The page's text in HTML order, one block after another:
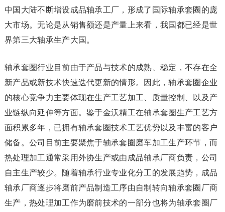
中国大陆不断增设成品轴承工厂，形成了国际轴承套圈的庞
大市场。无论是从销售额还是产量上来看，我国都已经是世
界第三大轴承生产大国。
轴承套圈行业目前由于产品与技术的成熟、稳定，不存在全
新产品或新技术快速迭代更新的情形。因此，轴承套圈企业
的核心竞争力主要体现在生产工艺加工、质量控制、以及产
业链纵向延伸等方面。鉴于金沃精工在轴承套圈生产工艺方
面积累多年，已拥有轴承套圈技术工艺优势以及丰富的客户
储备。公司目前主要聚焦于轴承套圈磨车加工生产环节，而
热处理加工通常采用外协生产或由成品轴承厂商负责，公司
自主生产较少。随着轴承行业专业化分工的发展趋势，成品
轴承厂商逐步将磨前产品制造工序由自制转向轴承套圈厂商
生产，热处理加工作为磨前技术的一部分也将为轴承套圈厂